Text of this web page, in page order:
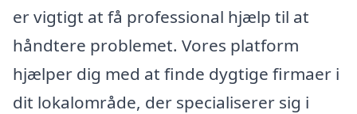
er vigtigt at få professional hjælp til at
håndtere problemet. Vores platform
hjælper dig med at finde dygtige firmaer i
dit lokalområde, der specialiserer sig i